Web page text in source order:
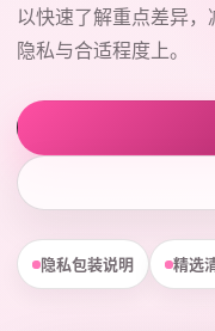
以快速了解重点差异，
隐私与合适程度上。
隐私包装说明 精选